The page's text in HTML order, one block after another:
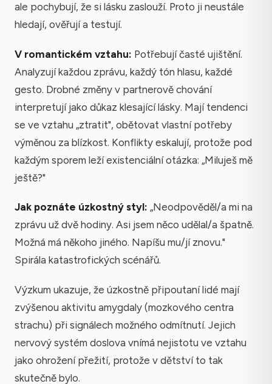
ale pochybují, že si lásku zaslouží. Proto ji neustále
hledají, ověřují a testují.
V romantickém vztahu: Potřebují časté ujištění.
Analyzují každou zprávu, každý tón hlasu, každé
gesto. Drobné změny v partnerově chování
interpretují jako důkaz klesající lásky. Mají tendenci
se ve vztahu „ztratit", obětovat vlastní potřeby
výměnou za blízkost. Konflikty eskalují, protože pod
každým sporem leží existenciální otázka: „Miluješ mě
ještě?"
Jak poznáte úzkostný styl: „Neodpověděl/a mi na
zprávu už dvě hodiny. Asi jsem něco udělal/a špatně.
Možná má někoho jiného. Napíšu mu/jí znovu."
Spirála katastrofických scénářů.
Výzkum ukazuje, že úzkostně připoutaní lidé mají
zvýšenou aktivitu amygdaly (mozkového centra
strachu) při signálech možného odmítnutí. Jejich
nervový systém doslova vnímá nejistotu ve vztahu
jako ohrožení přežití, protože v dětství to tak
skutečně bylo.